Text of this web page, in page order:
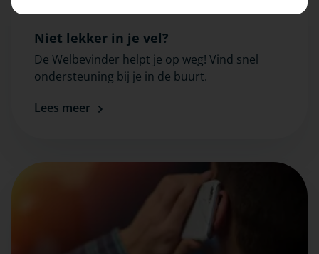
Niet lekker in je vel?
De Welbevinder helpt je op weg! Vind snel
ondersteuning bij je in de buurt.
Lees meer